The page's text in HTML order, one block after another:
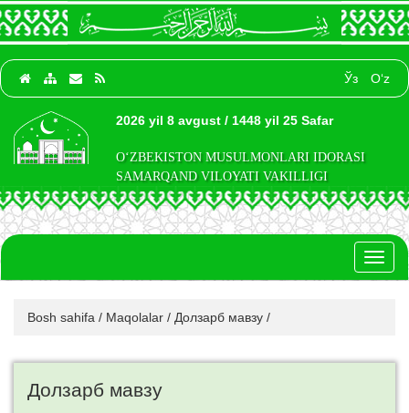
Ўз O‘z
2026 yil 8 avgust / 1448 yil 25 Safar
O‘ZBEKISTON MUSULMONLARI IDORASI
SAMARQAND VILOYATI VAKILLIGI
Bosh sahifa / Maqolalar / Долзарб мавзу /
Долзарб мавзу